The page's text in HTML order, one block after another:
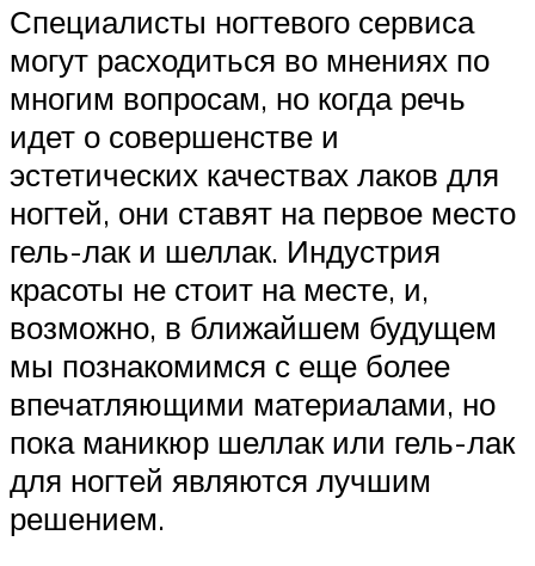
Специалисты ногтевого сервиса
могут расходиться во мнениях по
многим вопросам, но когда речь
идет о совершенстве и
эстетических качествах лаков для
ногтей, они ставят на первое место
гель-лак и шеллак. Индустрия
красоты не стоит на месте, и,
возможно, в ближайшем будущем
мы познакомимся с еще более
впечатляющими материалами, но
пока маникюр шеллак или гель-лак
для ногтей являются лучшим
решением.